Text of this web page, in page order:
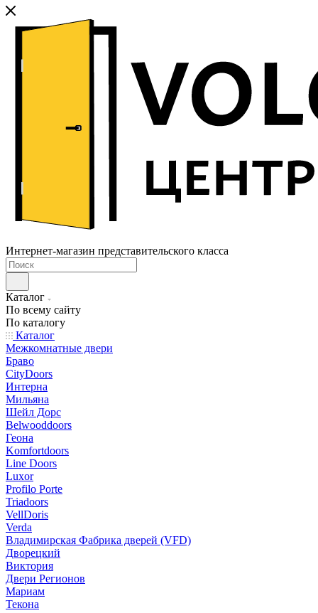
Интернет-магазин представительского класса
Каталог
По всему сайту
По каталогу
Каталог
Межкомнатные двери
Браво
CityDoors
Интерна
Мильяна
Шейл Дорс
Belwooddoors
Геона
Komfortdoors
Line Doors
Luxor
Profilo Porte
Triadoors
VellDoris
Verda
Владимирская Фабрика дверей (VFD)
Дворецкий
Виктория
Двери Регионов
Мариам
Текона